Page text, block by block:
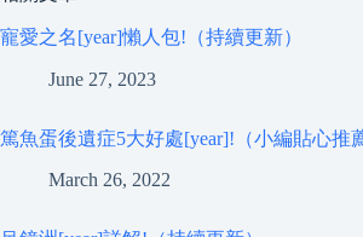
寵愛之名[year]懶人包!（持續更新）
June 27, 2023
篤魚蛋後遺症5大好處[year]!（小編貼心推
March 26, 2022